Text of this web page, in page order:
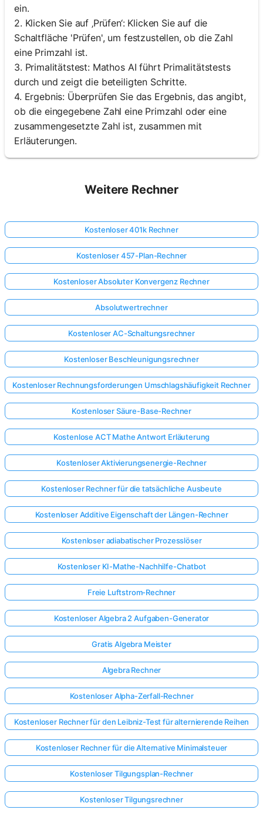
ein.
2. Klicken Sie auf ‚Prüfen‘: Klicken Sie auf die
Schaltfläche 'Prüfen', um festzustellen, ob die Zahl
eine Primzahl ist.
3. Primalitätstest: Mathos AI führt Primalitätstests
durch und zeigt die beteiligten Schritte.
4. Ergebnis: Überprüfen Sie das Ergebnis, das angibt,
ob die eingegebene Zahl eine Primzahl oder eine
zusammengesetzte Zahl ist, zusammen mit
Erläuterungen.
Weitere Rechner
Kostenloser 401k Rechner
Kostenloser 457-Plan-Rechner
Kostenloser Absoluter Konvergenz Rechner
Absolutwertrechner
Kostenloser AC-Schaltungsrechner
Kostenloser Beschleunigungsrechner
Kostenloser Rechnungsforderungen Umschlagshäufigkeit Rechner
Kostenloser Säure-Base-Rechner
Kostenlose ACT Mathe Antwort Erläuterung
Kostenloser Aktivierungsenergie-Rechner
Kostenloser Rechner für die tatsächliche Ausbeute
Kostenloser Additive Eigenschaft der Längen-Rechner
Kostenloser adiabatischer Prozesslöser
Kostenloser KI-Mathe-Nachhilfe-Chatbot
Freie Luftstrom-Rechner
Kostenloser Algebra 2 Aufgaben-Generator
Gratis Algebra Meister
Algebra Rechner
Kostenloser Alpha-Zerfall-Rechner
Kostenloser Rechner für den Leibniz-Test für alternierende Reihen
Kostenloser Rechner für die Alternative Minimalsteuer
Kostenloser Tilgungsplan-Rechner
Kostenloser Tilgungsrechner